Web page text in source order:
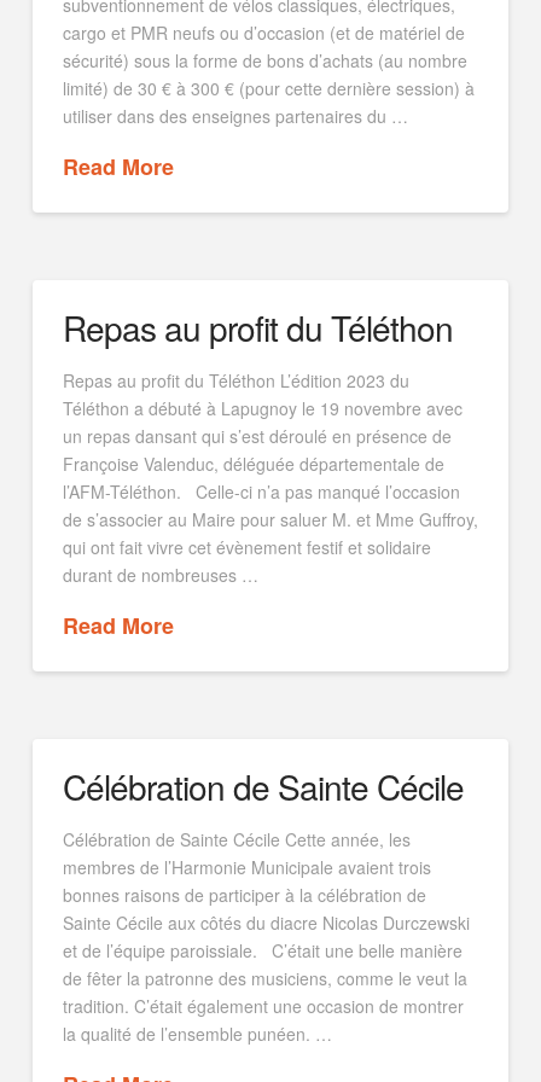
cargo et PMR neufs ou d’occasion (et de matériel de
sécurité) sous la forme de bons d’achats (au nombre
limité) de 30 € à 300 € (pour cette dernière session) à
utiliser dans des enseignes partenaires du …
Read More
Repas au profit du Téléthon
Repas au profit du Téléthon L’édition 2023 du
Téléthon a débuté à Lapugnoy le 19 novembre avec
un repas dansant qui s’est déroulé en présence de
Françoise Valenduc, déléguée départementale de
l’AFM-Téléthon. Celle-ci n’a pas manqué l’occasion
de s’associer au Maire pour saluer M. et Mme Guffroy,
qui ont fait vivre cet évènement festif et solidaire
durant de nombreuses …
Read More
Célébration de Sainte Cécile
Célébration de Sainte Cécile Cette année, les
membres de l’Harmonie Municipale avaient trois
bonnes raisons de participer à la célébration de
Sainte Cécile aux côtés du diacre Nicolas Durczewski
et de l’équipe paroissiale. C’était une belle manière
de fêter la patronne des musiciens, comme le veut la
tradition. C’était également une occasion de montrer
la qualité de l’ensemble punéen. …